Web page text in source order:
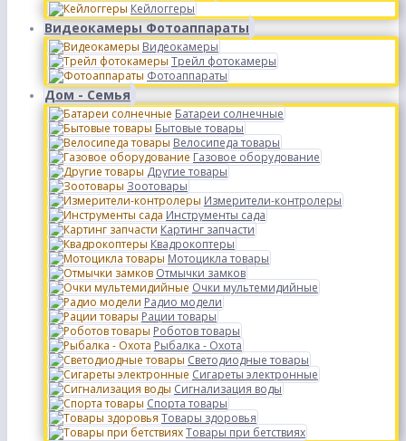
Кейлоггеры
Видеокамеры Фотоаппараты
Видеокамеры
Трейл фотокамеры
Фотоаппараты
Дом - Семья
Батареи солнечные
Бытовые товары
Велосипеда товары
Газовое оборудование
Другие товары
Зоотовары
Измерители-контролеры
Инструменты сада
Картинг запчасти
Квадрокоптеры
Мотоцикла товары
Отмычки замков
Очки мультемидийные
Радио модели
Рации товары
Роботов товары
Рыбалка - Охота
Светодиодные товары
Сигареты электронные
Сигнализация воды
Спорта товары
Товары здоровья
Товары при бетствиях